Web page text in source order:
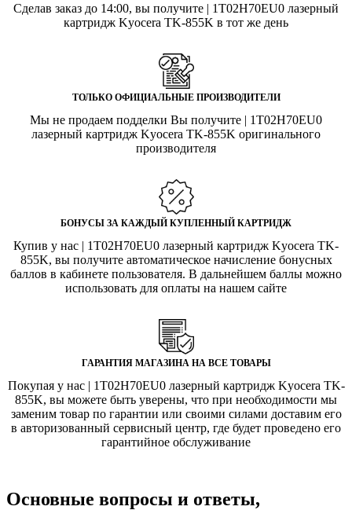
Сделав заказ до 14:00, вы получите | 1T02H70EU0 лазерный
картридж Kyocera TK-855K в тот же день
ТОЛЬКО ОФИЦИАЛЬНЫЕ ПРОИЗВОДИТЕЛИ
Мы не продаем подделки Вы получите | 1T02H70EU0
лазерный картридж Kyocera TK-855K оригинального
производителя
БОНУСЫ ЗА КАЖДЫЙ КУПЛЕННЫЙ КАРТРИДЖ
Купив у нас | 1T02H70EU0 лазерный картридж Kyocera TK-
855K, вы получите автоматическое начисление бонусных
баллов в кабинете пользователя. В дальнейшем баллы можно
использовать для оплаты на нашем сайте
ГАРАНТИЯ МАГАЗИНА НА ВСЕ ТОВАРЫ
Покупая у нас | 1T02H70EU0 лазерный картридж Kyocera TK-
855K, вы можете быть уверены, что при необходимости мы
заменим товар по гарантии или своими силами доставим его
в авторизованный сервисный центр, где будет проведено его
гарантийное обслуживание
Основные вопросы и ответы,